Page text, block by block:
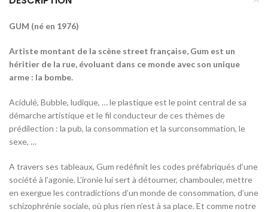
GUM (né en 1976)
Artiste montant de la scène street française, Gum est un
héritier de la rue, évoluant dans ce monde avec son unique
arme : la bombe.
Acidulé, Bubble, ludique, … le plastique est le point central de sa
démarche artistique et le fil conducteur de ces thèmes de
prédilection : la pub, la consommation et la surconsommation, le
sexe, …
A travers ses tableaux, Gum redéfinit les codes préfabriqués d’une
société à l’agonie. L’ironie lui sert à détourner, chambouler, mettre
en exergue les contradictions d’un monde de consommation, d’une
schizophrénie sociale, où plus rien n’est à sa place. Et comme notre